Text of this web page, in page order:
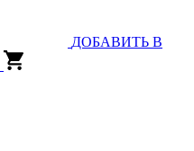
ДОБАВИТЬ В